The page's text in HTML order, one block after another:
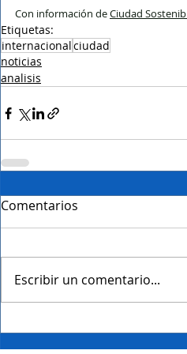
Con información de Ciudad
Etiquetas:
internacionalciudad
noticias
analisis
Comentarios
Escribir un comentario...